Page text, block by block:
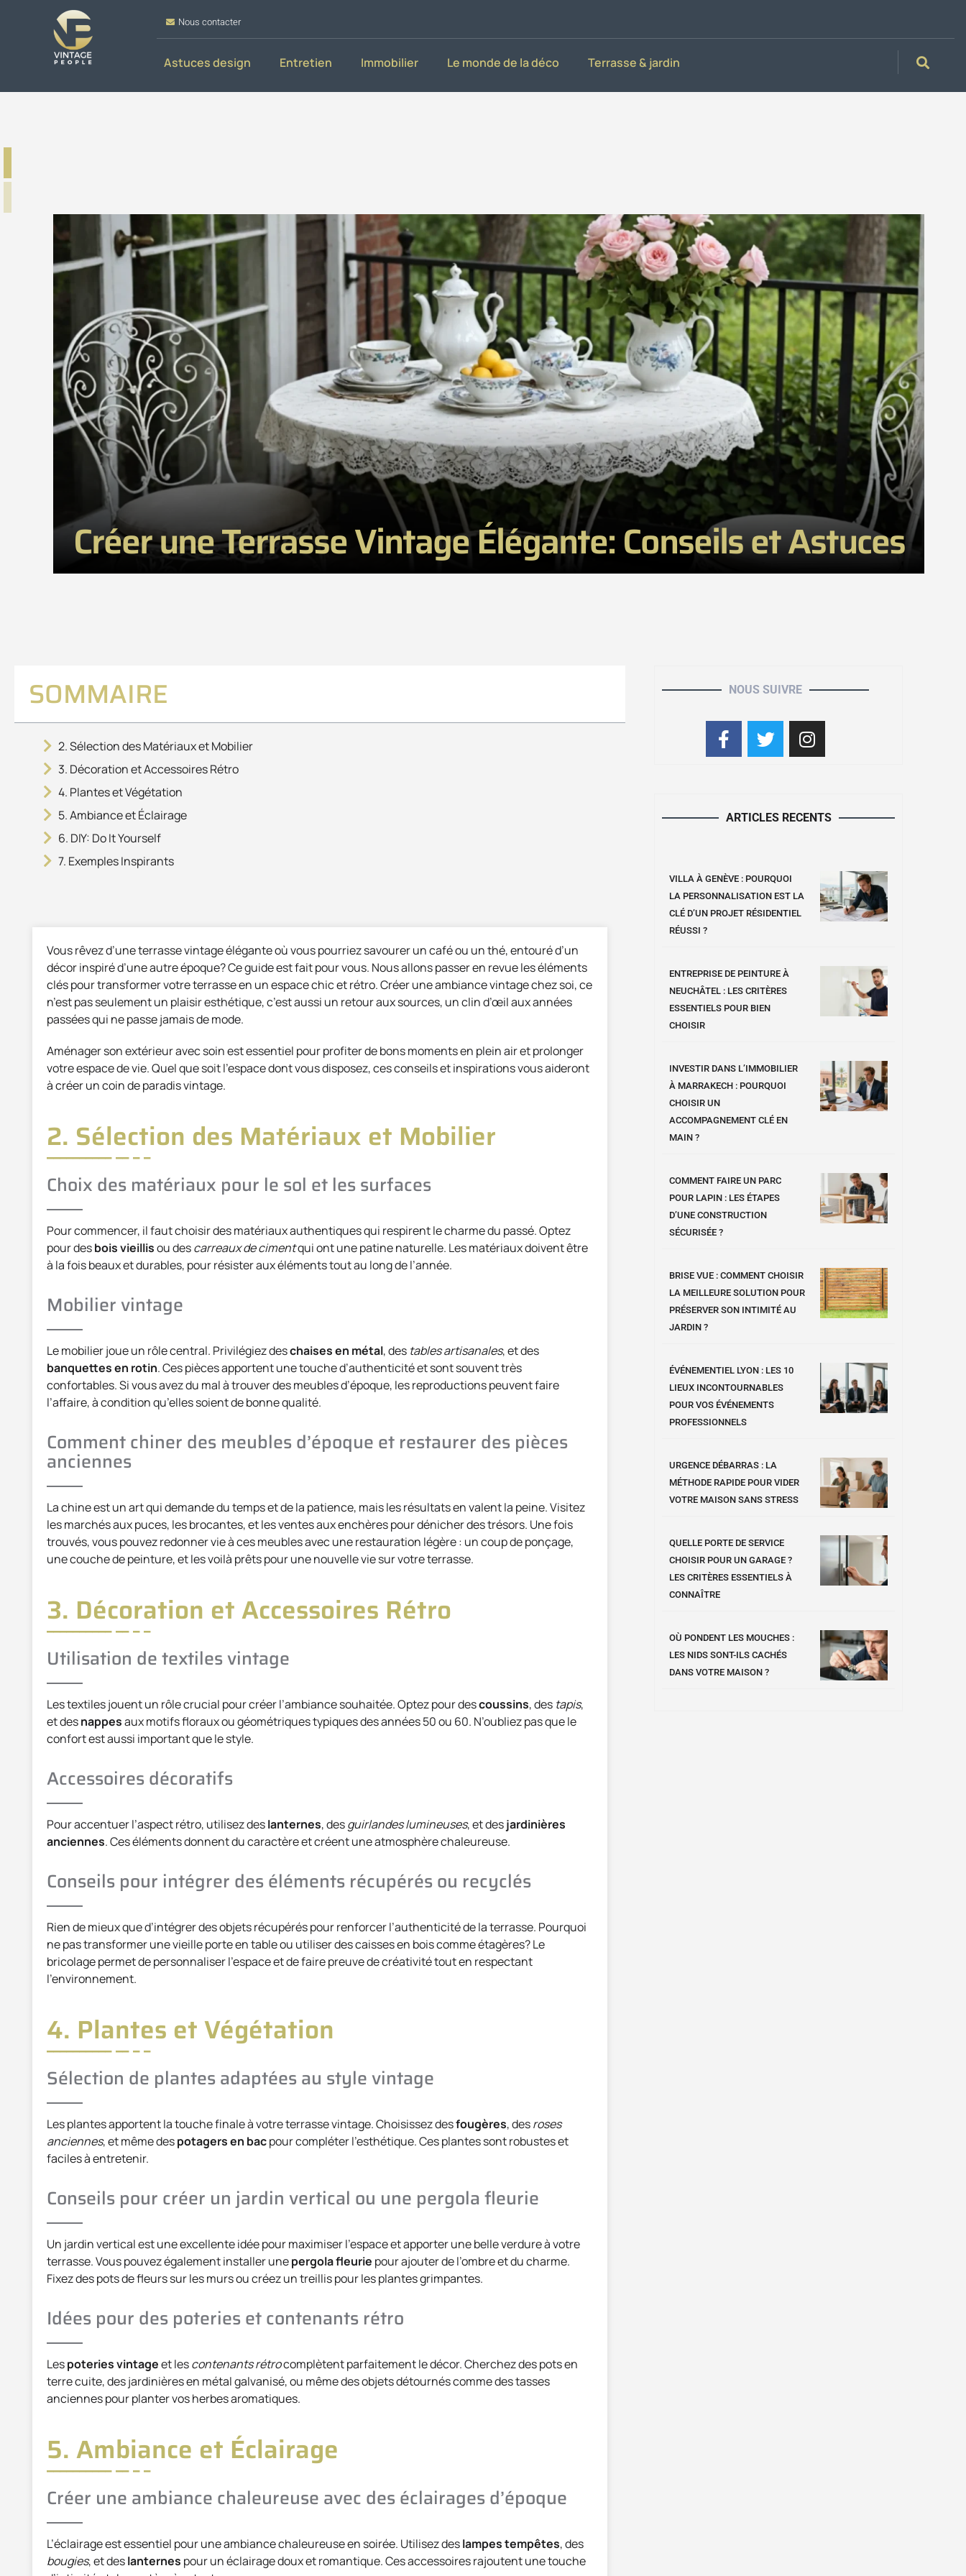
Nous contacter
Astuces design Entretien Immobilier Le monde de la déco Terrasse & jardin
Créer une Terrasse Vintage Élégante: Conseils et Astuces
SOMMAIRE
2. Sélection des Matériaux et Mobilier
3. Décoration et Accessoires Rétro
4. Plantes et Végétation
5. Ambiance et Éclairage
6. DIY: Do It Yourself
7. Exemples Inspirants
Vous rêvez d’une terrasse vintage élégante où vous pourriez savourer un café ou un thé, entouré d’un
décor inspiré d’une autre époque? Ce guide est fait pour vous. Nous allons passer en revue les éléments
clés pour transformer votre terrasse en un espace chic et rétro. Créer une ambiance vintage chez soi, ce
n’est pas seulement un plaisir esthétique, c’est aussi un retour aux sources, un clin d’œil aux années
passées qui ne passe jamais de mode.
Aménager son extérieur avec soin est essentiel pour profiter de bons moments en plein air et prolonger
votre espace de vie. Quel que soit l’espace dont vous disposez, ces conseils et inspirations vous aideront
à créer un coin de paradis vintage.
2. Sélection des Matériaux et Mobilier
Choix des matériaux pour le sol et les surfaces
Pour commencer, il faut choisir des matériaux authentiques qui respirent le charme du passé. Optez
pour desbois vieillisou descarreaux de cimentqui ont une patine naturelle. Les matériaux doivent être
à la fois beaux et durables, pour résister aux éléments tout au long de l’année.
Mobilier vintage
Le mobilier joue un rôle central. Privilégiez deschaises en métal, des tables artisanales, et des
banquettes en rotin. Ces pièces apportent une touche d’authenticité et sont souvent très
confortables. Si vous avez du mal à trouver des meubles d’époque, les reproductions peuvent faire
l’affaire, à condition qu’elles soient de bonne qualité.
Comment chiner des meubles d’époque et restaurer des pièces
anciennes
La chine est un art qui demande du temps et de la patience, mais les résultats en valent la peine. Visitez
les marchés aux puces, les brocantes, et les ventes aux enchères pour dénicher des trésors. Une fois
trouvés, vous pouvez redonner vie à ces meubles avec une restauration légère : un coup de ponçage,
une couche de peinture, et les voilà prêts pour une nouvelle vie sur votre terrasse.
3. Décoration et Accessoires Rétro
Utilisation de textiles vintage
Les textiles jouent un rôle crucial pour créer l’ambiance souhaitée. Optez pour descoussins, des tapis,
et desnappesaux motifs floraux ou géométriques typiques des années 50 ou 60. N’oubliez pas que le
confort est aussi important que le style.
Accessoires décoratifs
Pour accentuer l’aspect rétro, utilisez deslanternes, desguirlandes lumineuses, et desjardinières
anciennes. Ces éléments donnent du caractère et créent une atmosphère chaleureuse.
Conseils pour intégrer des éléments récupérés ou recyclés
Rien de mieux que d’intégrer des objets récupérés pour renforcer l’authenticité de la terrasse. Pourquoi
ne pas transformer une vieille porte en table ou utiliser des caisses en bois comme étagères? Le
bricolage permet de personnaliser l’espace et de faire preuve de créativité tout en respectant
l’environnement.
4. Plantes et Végétation
Sélection de plantes adaptées au style vintage
Les plantes apportent la touche finale à votre terrasse vintage. Choisissez desfougères, desroses
anciennes, et même despotagers en bacpour compléter l’esthétique. Ces plantes sont robustes et
faciles à entretenir.
Conseils pour créer un jardin vertical ou une pergola fleurie
Un jardin vertical est une excellente idée pour maximiser l’espace et apporter une belle verdure à votre
terrasse. Vous pouvez également installer unepergola fleurie pour ajouter de l’ombre et du charme.
Fixez des pots de fleurs sur les murs ou créez un treillis pour les plantes grimpantes.
Idées pour des poteries et contenants rétro
Lespoteries vintageet lescontenants rétrocomplètent parfaitement le décor. Cherchez des pots en
terre cuite, des jardinières en métal galvanisé, ou même des objets détournés comme des tasses
anciennes pour planter vos herbes aromatiques.
5. Ambiance et Éclairage
Créer une ambiance chaleureuse avec des éclairages d’époque
L’éclairage est essentiel pour une ambiance chaleureuse en soirée. Utilisez deslampes tempêtes, des
bougies, et deslanternes pour un éclairage doux et romantique. Ces accessoires rajoutent une touche
NOUS SUIVRE
ARTICLES RECENTS
VILLA À GENÈVE : POURQUOI
LA PERSONNALISATION EST LA
CLÉ D’UN PROJET RÉSIDENTIEL
RÉUSSI ?
ENTREPRISE DE PEINTURE À
NEUCHÂTEL : LES CRITÈRES
ESSENTIELS POUR BIEN
CHOISIR
INVESTIR DANS L’IMMOBILIER
À MARRAKECH : POURQUOI
CHOISIR UN
ACCOMPAGNEMENT CLÉ EN
MAIN ?
COMMENT FAIRE UN PARC
POUR LAPIN : LES ÉTAPES
D’UNE CONSTRUCTION
SÉCURISÉE ?
BRISE VUE : COMMENT CHOISIR
LA MEILLEURE SOLUTION POUR
PRÉSERVER SON INTIMITÉ AU
JARDIN ?
ÉVÉNEMENTIEL LYON : LES 10
LIEUX INCONTOURNABLES
POUR VOS ÉVÉNEMENTS
PROFESSIONNELS
URGENCE DÉBARRAS : LA
MÉTHODE RAPIDE POUR VIDER
VOTRE MAISON SANS STRESS
QUELLE PORTE DE SERVICE
CHOISIR POUR UN GARAGE ?
LES CRITÈRES ESSENTIELS À
CONNAÎTRE
OÙ PONDENT LES MOUCHES :
LES NIDS SONT-ILS CACHÉS
DANS VOTRE MAISON ?